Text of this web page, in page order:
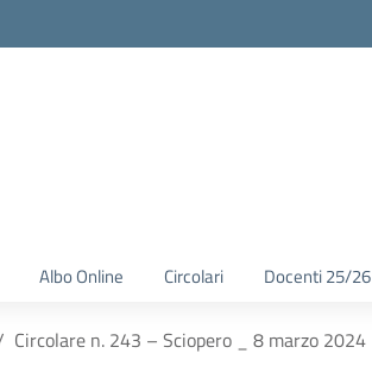
Albo Online Circolari Docenti 25/26
Circolare n. 243 – Sciopero _ 8 marzo 2024